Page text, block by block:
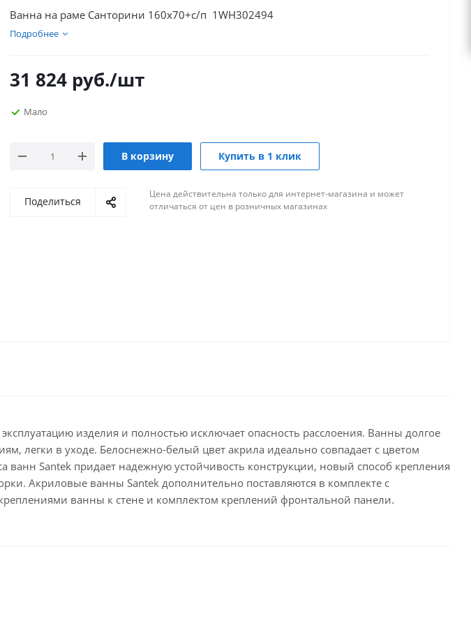
Ванна на раме Санторини 160x70+с/п 1WH302494
Подробнее
31 824 руб./шт
Мало
В корзину Купить в 1 клик
Поделиться
Цена действительна только для интернет-магазина и может
отличаться от цен в розничных магазинах
изделия и полностью исключает опасность расслоения. Ванны долгое
легки в уходе. Белоснежно-белый цвет акрила идеально совпадает с цветом
ванн Santek придает надежную устойчивость конструкции, новый способ крепления
Акриловые ванны Santek дополнительно поставляются в комплекте с
ванны к стене и комплектом креплений фронтальной панели.